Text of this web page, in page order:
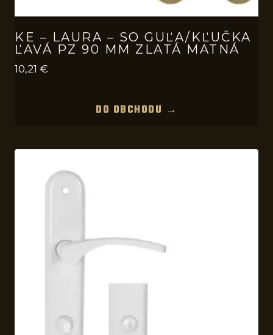
KE – LAURA – SO GUĽA/KĽUČKA
ĽAVÁ PZ 90 MM ZLATÁ MATNÁ
10,21 €
DO OBCHODU →